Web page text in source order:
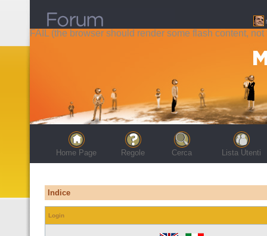
FAIL (the browser should render some flash content, not
Home Page Regole Cerca Lista Utenti
Indice
Login